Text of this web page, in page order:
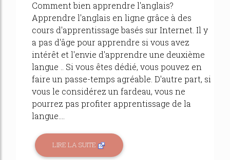
Comment bien apprendre l'anglais?
Apprendre l'anglais en ligne grâce à des
cours d'apprentissage basés sur Internet. Il y
a pas d'âge pour apprendre si vous avez
intérêt et l'envie d'apprendre une deuxième
langue .. Si vous êtes dédié, vous pouvez en
faire un passe-temps agréable. D'autre part, si
vous le considérez un fardeau, vous ne
pourrez pas profiter apprentissage de la
langue....
LIRE LA SUITE